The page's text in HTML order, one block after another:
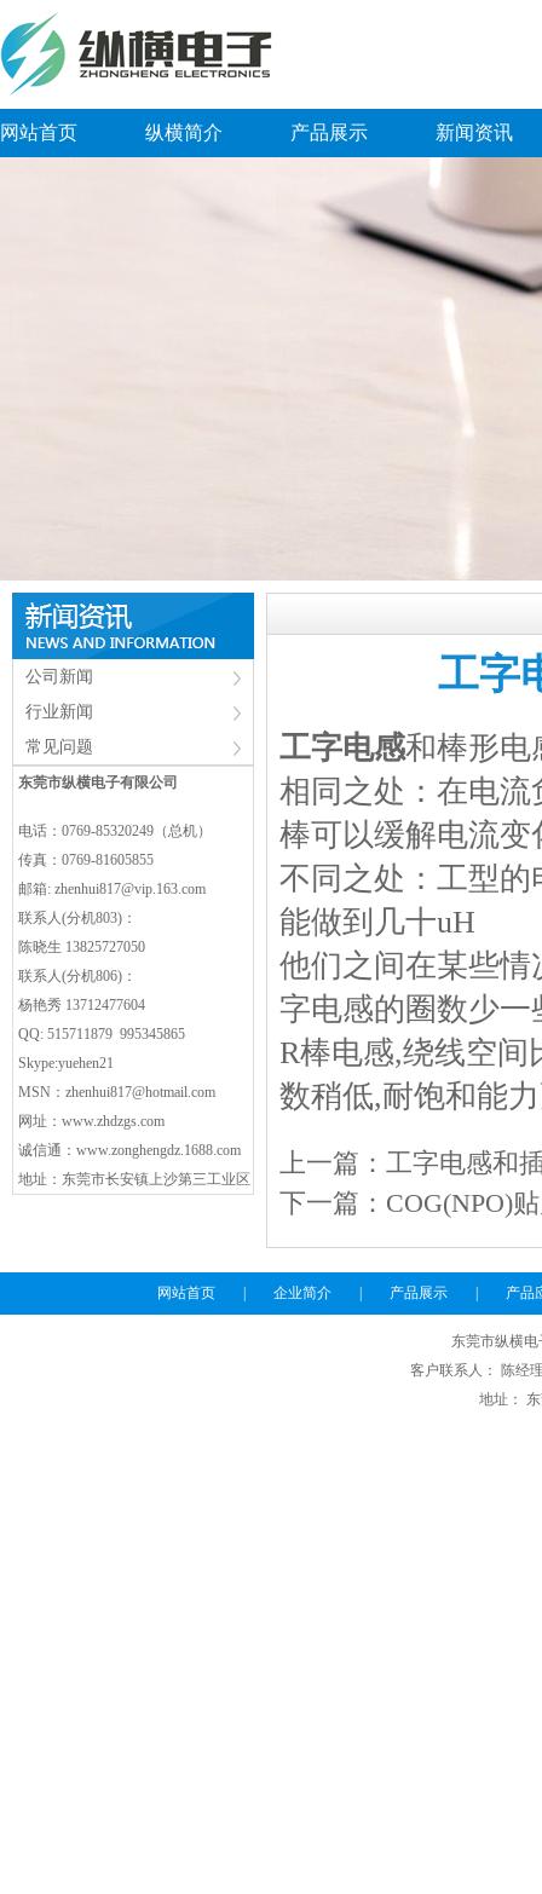
网站首页 纵横简介 产品展示 新闻资讯
公司新闻
行业新闻
常见问题
东莞市纵横电子有限公司
电话：0769-85320249（总机）
传真：0769-81605855
邮箱: zhenhui817@vip.163.com
联系人(分机803)：
陈晓生 13825727050
联系人(分机806)：
杨艳秀 13712477604
QQ: 515711879 995345865
Skype:yuehen21
MSN： zhenhui817@hotmail.com
网址： www.zhdzgs.com
诚信通： www.zonghengdz.1688.com
地址：东莞市长安镇上沙第三工业区
工字
工字电感和棒形电
相同之处：在电
棒可以缓解电流
不同之处：工型
能做到几十uH
他们之间在某些
字电感的圈数少
R棒电感,绕线空间
数稍低,耐饱和能
上一篇： 工字电感和
下一篇： COG(NPO)
网站首页 企业简介 产品展示 产品
东莞市纵横
客户联系人： 陈经
地址：